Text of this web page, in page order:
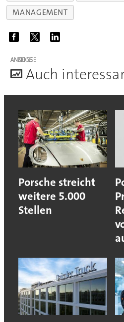
MANAGEMENT
ANZEIGE
Auch
Porsche streicht
weitere 5.000
Stellen